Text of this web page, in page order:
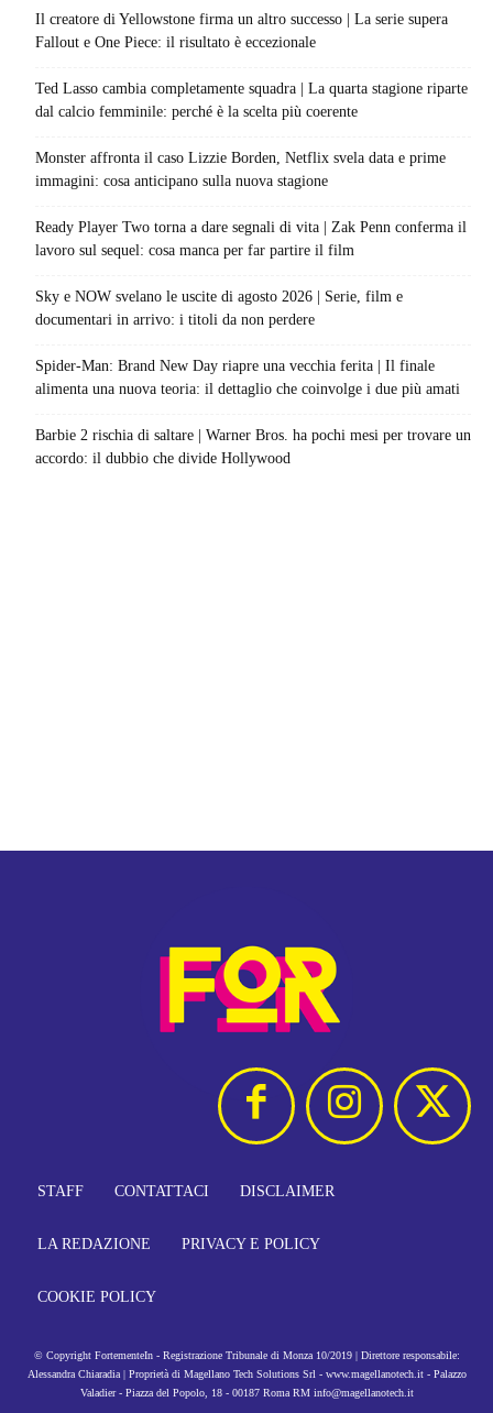
Il creatore di Yellowstone firma un altro successo | La serie supera
Fallout e One Piece: il risultato è eccezionale
Ted Lasso cambia completamente squadra | La quarta stagione riparte
dal calcio femminile: perché è la scelta più coerente
Monster affronta il caso Lizzie Borden, Netflix svela data e prime
immagini: cosa anticipano sulla nuova stagione
Ready Player Two torna a dare segnali di vita | Zak Penn conferma il
lavoro sul sequel: cosa manca per far partire il film
Sky e NOW svelano le uscite di agosto 2026 | Serie, film e
documentari in arrivo: i titoli da non perdere
Spider-Man: Brand New Day riapre una vecchia ferita | Il finale
alimenta una nuova teoria: il dettaglio che coinvolge i due più amati
Barbie 2 rischia di saltare | Warner Bros. ha pochi mesi per trovare un
accordo: il dubbio che divide Hollywood
STAFF CONTATTACI DISCLAIMER
LA REDAZIONE PRIVACY E POLICY
COOKIE POLICY
© Copyright FortementeIn - Registrazione Tribunale di Monza 10/2019 | Direttore responsabile:
Alessandra Chiaradia | Proprietà di Magellano Tech Solutions Srl - www.magellanotech.it - Palazzo
Valadier - Piazza del Popolo, 18 - 00187 Roma RM info@magellanotech.it